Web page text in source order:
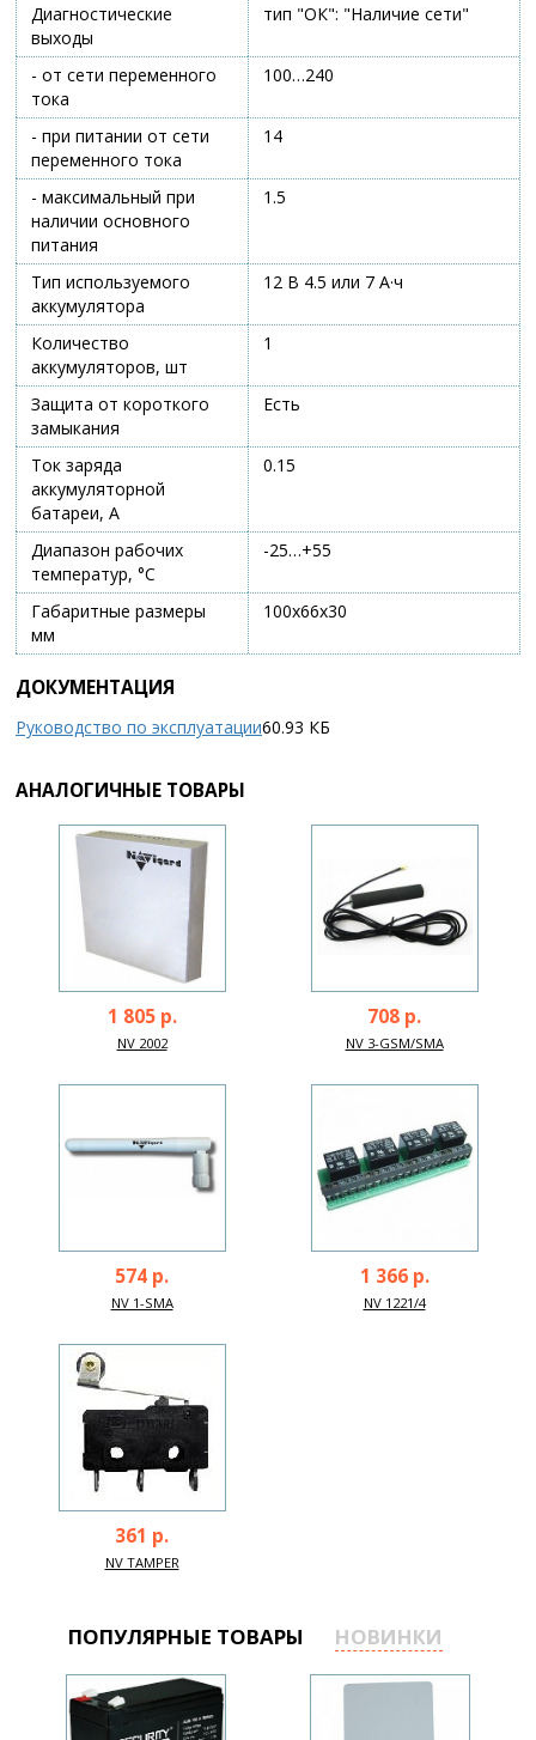
Диагностические
выходы
тип "ОК": "Наличие сети"
- от сети переменного
тока
100…240
- при питании от сети
переменного тока
14
- максимальный при
наличии основного
питания
1.5
Тип используемого
аккумулятора
12 В 4.5 или 7 А·ч
Количество
аккумуляторов, шт
1
Защита от короткого
замыкания
Есть
Ток заряда
аккумуляторной
батареи, А
0.15
Диапазон рабочих
температур, °С
-25…+55
Габаритные размеры
мм
100х66х30
ДОКУМЕНТАЦИЯ
Руководство по эксплуатации60.93 КБ
АНАЛОГИЧНЫЕ ТОВАРЫ
1 805 р.
NV 2002
708 р.
NV 3-GSM/SMA
574 р.
NV 1-SMA
1 366 р.
NV 1221/4
361 р.
NV TAMPER
ПОПУЛЯРНЫЕ ТОВАРЫ НОВИНКИ